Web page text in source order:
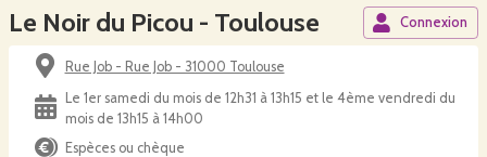
Le Noir du Picou - Toulouse Connexion
Rue Job - Rue Job - 31000 Toulouse
Le 1er samedi du mois de 12h31 à 13h15 et le 4ème vendredi du
mois de 13h15 à 14h00
Espèces ou chèque